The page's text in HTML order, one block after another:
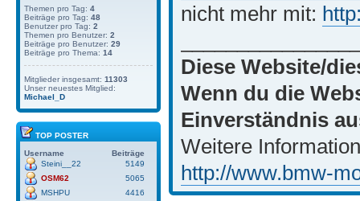
Themen pro Tag: 4
Beiträge pro Tag: 48
Benutzer pro Tag: 2
Themen pro Benutzer: 2
Beiträge pro Benutzer: 29
Beiträge pro Thema: 14
Mitglieder insgesamt: 11303
Unser neuestes Mitglied:
Michael_D
TOP POSTER
Username
Beiträge
Steini__22
5149
OSM62
5065
MSHPU
4416
nicht mehr mit:
Diese Website/
Wenn du die
Einverständnis
Weitere
http://www.bmw-